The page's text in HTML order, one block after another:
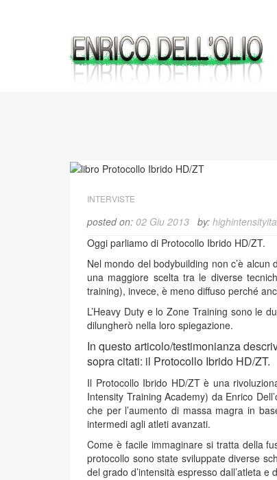
INTERVISTE
posted on: 02 Giu 2013 by:
Oggi parliamo di Protocollo Ibrido HD/ZT.
Nel mondo del bodybuilding non c’è
una maggiore scelta tra le diverse
training), invece, è meno diffuso perché
L’Heavy Duty e lo Zone Training sono le
dilungherò nella loro spiegazione.
In questo articolo/testimonianza
sopra citati: il Protocollo Ibrido HD/ZT.
Il Protocollo Ibrido HD/ZT è una
Intensity Training Academy) da Enrico
che per l’aumento di massa magra in
intermedi agli atleti avanzati.
Come è facile immaginare si tratta della
protocollo sono state sviluppate diverse
del grado d’intensità espresso dall’atleta